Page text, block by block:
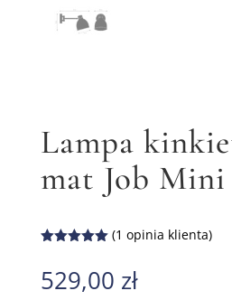
Lampa
mat Job Mini
na
podstawie
(1 opinia klienta)
529,00 zł